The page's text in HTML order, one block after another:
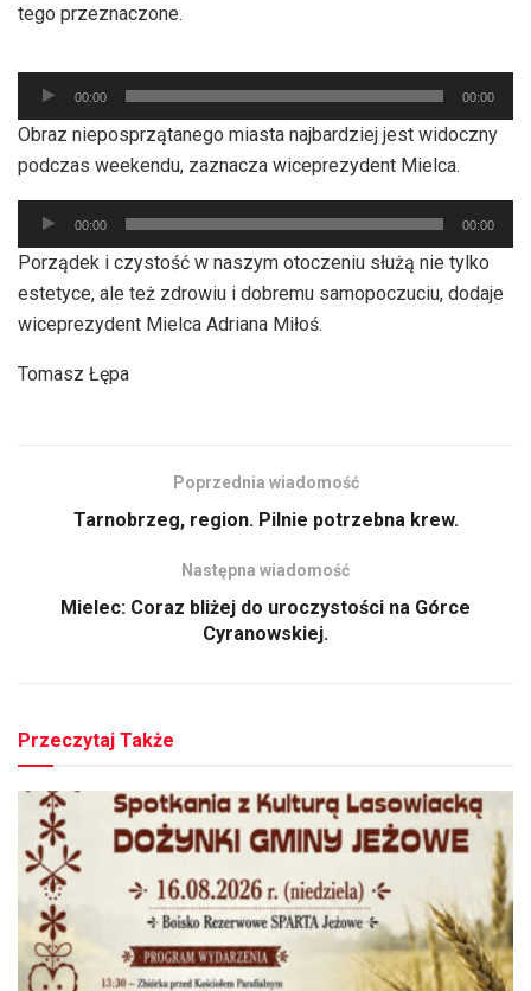
tego przeznaczone.
Odtwarzacz
plików
dźwiękowych
00:00 00:00
Obraz nieposprzątanego miasta najbardziej jest widoczny
podczas weekendu, zaznacza wiceprezydent Mielca.
Odtwarzacz
plików
dźwiękowych
00:00 00:00
Porządek i czystość w naszym otoczeniu służą nie tylko
estetyce, ale też zdrowiu i dobremu samopoczuciu, dodaje
wiceprezydent Mielca Adriana Miłoś.
Tomasz Łępa
Poprzednia wiadomość
Tarnobrzeg, region. Pilnie potrzebna krew.
Następna wiadomość
Mielec: Coraz bliżej do uroczystości na Górce
Cyranowskiej.
Przeczytaj Także